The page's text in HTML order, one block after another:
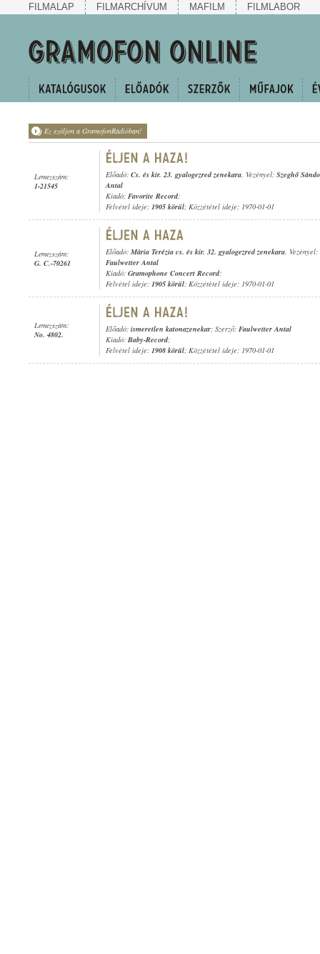
FILMALAP FILMARCHÍVUM MAFILM FILMLABOR
Ez szóljon a GramofonRádióban!
Lemezszám:
1-21545
Előadó: Cs. és kir. 23. gyalogezred zenekara, Vezényel: Szeghő
Antal
Kiadó: Favorite Record;
Felvétel ideje: 1905 körül; Közzététel ideje: 1970-01-01
Lemezszám:
G. C.-70261
Előadó: Mária Terézia cs. és kir. 32. gyalogezred zenekara, Vezényel:
Faulwetter Antal
Kiadó: Gramophone Concert Record;
Felvétel ideje: 1905 körül; Közzététel ideje: 1970-01-01
Lemezszám:
No. 4802.
Előadó: ismeretlen katonazenekar; Szerző: Faulwetter Antal
Kiadó: Baby-Record;
Felvétel ideje: 1908 körül; Közzététel ideje: 1970-01-01